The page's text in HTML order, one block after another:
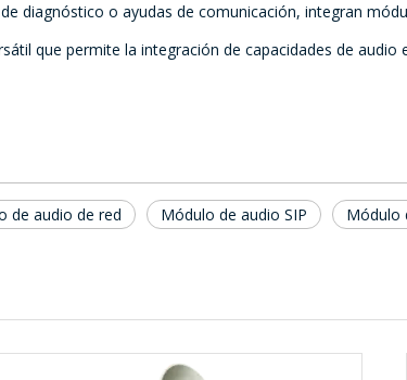
diagnóstico o ayudas de comunicación, integran
que permite la integración de capacidades de
de audio de red Módulo de audio SIP Módulo